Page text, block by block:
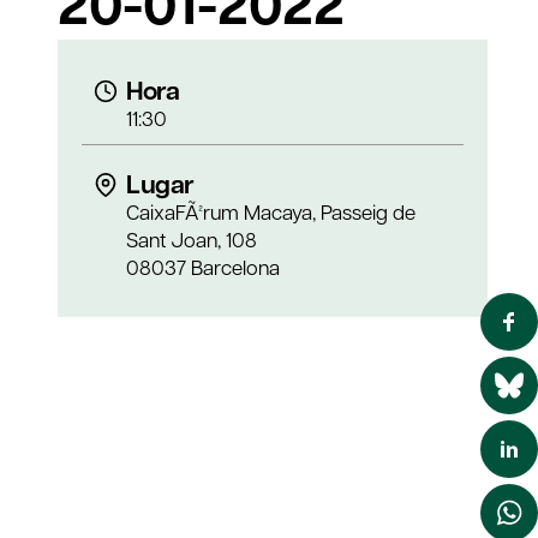
Hora
11:30
Lugar
CaixaFÃ²rum Macaya, Passeig de
Sant Joan, 108
08037 Barcelona